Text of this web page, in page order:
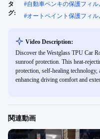
タ
グ:
#自動車ペンキの保護フィル
#オートペイント保護フィル
Video Description:
Discover the Westglass TPU Car
sunroof protection. This heat-
protection, self-healing technology,
enhancing driving comfort and
関連動画